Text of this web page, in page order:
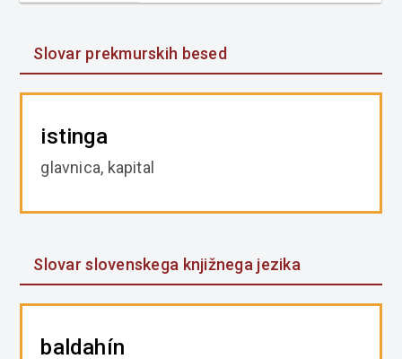
Slovar prekmurskih besed
istinga
glavnica, kapital
Slovar slovenskega knjižnega jezika
baldahín